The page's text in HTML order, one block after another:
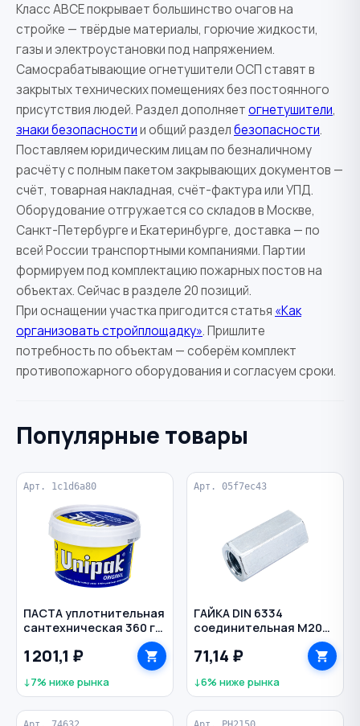
Класс ABCE покрывает большинство очагов на
стройке — твёрдые материалы, горючие жидкости,
газы и электроустановки под напряжением.
Самосрабатывающие огнетушители ОСП ставят в
закрытых технических помещениях без постоянного
присутствия людей. Раздел дополняетогнетушители,
знаки безопасностии общий разделбезопасности.
Поставляем юридическим лицам по безналичному
расчёту с полным пакетом закрывающих документов —
счёт, товарная накладная, счёт-фактура или УПД.
Оборудование отгружается со складов в Москве,
Санкт-Петербурге и Екатеринбурге, доставка — по
всей России транспортными компаниями. Партии
формируем под комплектацию пожарных постов на
объектах. Сейчас в разделе 20 позиций.
При оснащении участка пригодится статья «Как
организовать стройплощадку». Пришлите
потребность по объектам — соберём комплект
противопожарного оборудования и согласуем сроки.
Популярные товары
Арт. 1c1d6a80
ПАСТА уплотнительная
сантехническая 360 г
1 201,1 ₽
↓7% ниже рынка
Арт. 05f7ec43
ГАЙКА DIN 6334
соединительная M20
71,14 ₽
↓6% ниже рынка